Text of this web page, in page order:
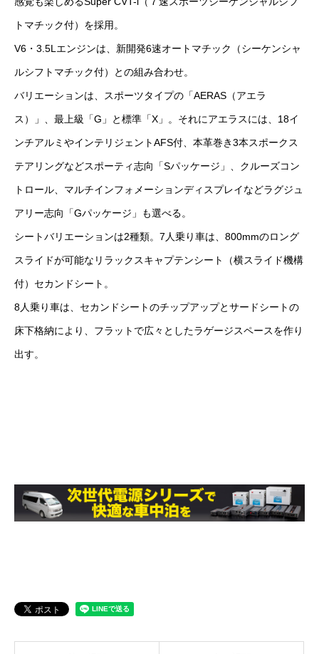
トマチック付）を採用。
V6・3.5Lエンジンは、新開発6速オートマチック（シーケンシャ
ルシフトマチック付）との組み合わせ。
バリエーションは、スポーツタイプの「AERAS（アエラ
ス）」、最上級「G」と標準「X」。それにアエラスには、18イ
ンチアルミやインテリジェントAFS付、本革巻き3本スポークス
テアリングなどスポーティ志向「Sパッケージ」、クルーズコン
トロール、マルチインフォメーションディスプレイなどラグジュ
アリー志向「Gパッケージ」も選べる。
シートバリエーションは2種類。7人乗り車は、800mmのロング
スライドが可能なリラックスキャプテンシート（横スライド機構
付）セカンドシート。
8人乗り車は、セカンドシートのチップアップとサードシートの
床下格納により、フラットで広々としたラゲージスペースを作り
出す。